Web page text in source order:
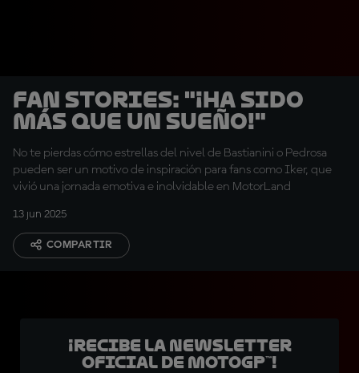
Fan Stories: "¡Ha sido
más que un sueño!"
No te pierdas cómo estrellas del nivel de Bastianini o Pedrosa
pueden ser un motivo de inspiración para fans como Iker, que
vivió una jornada emotiva e inolvidable en MotorLand
13 jun 2025
COMPARTIR
¡Recibe la Newsletter
oficial de MotoGP™!